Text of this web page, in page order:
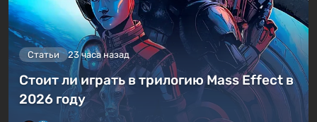
Статьи 23 часа назад
Стоит ли играть в трилогию Mass Effect в
2026 году